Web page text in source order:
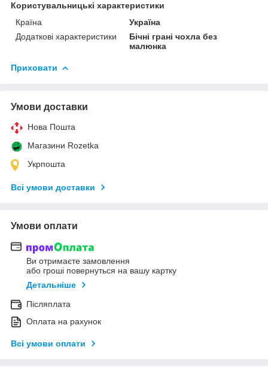
Користувальницькі характеристики
Країна
Україна
Додаткові характеристики
Бічні грані чохла без
малюнка
Приховати
Умови доставки
Нова Пошта
Магазини Rozetka
Укрпошта
Всі умови доставки
Умови оплати
Ви отримаєте замовлення
або гроші повернуться на вашу картку
Детальніше
Післяплата
Оплата на рахунок
Всі умови оплати